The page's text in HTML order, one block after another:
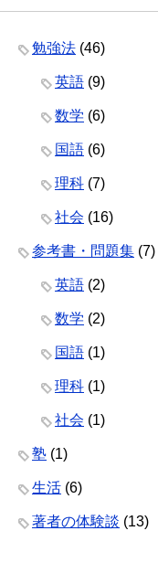
勉強法 (46)
英語 (9)
数学 (6)
国語 (6)
理科 (7)
社会 (16)
参考書・問題集 (7)
英語 (2)
数学 (2)
国語 (1)
理科 (1)
社会 (1)
塾 (1)
生活 (6)
著者の体験談 (13)